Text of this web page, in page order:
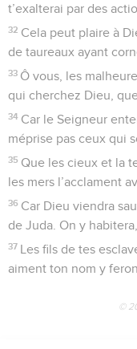
t’exalterai par des
32 Cela peut plaire à
de taureaux ayant
33 Ô vous, les
qui cherchez Dieu,
34 Car le Seigneur
méprise pas ceux qui
35 Que les cieux et la
les mers l’acclament
36 Car Dieu viendra
de Juda. On y
37 Les fils de tes
aiment ton nom y
©